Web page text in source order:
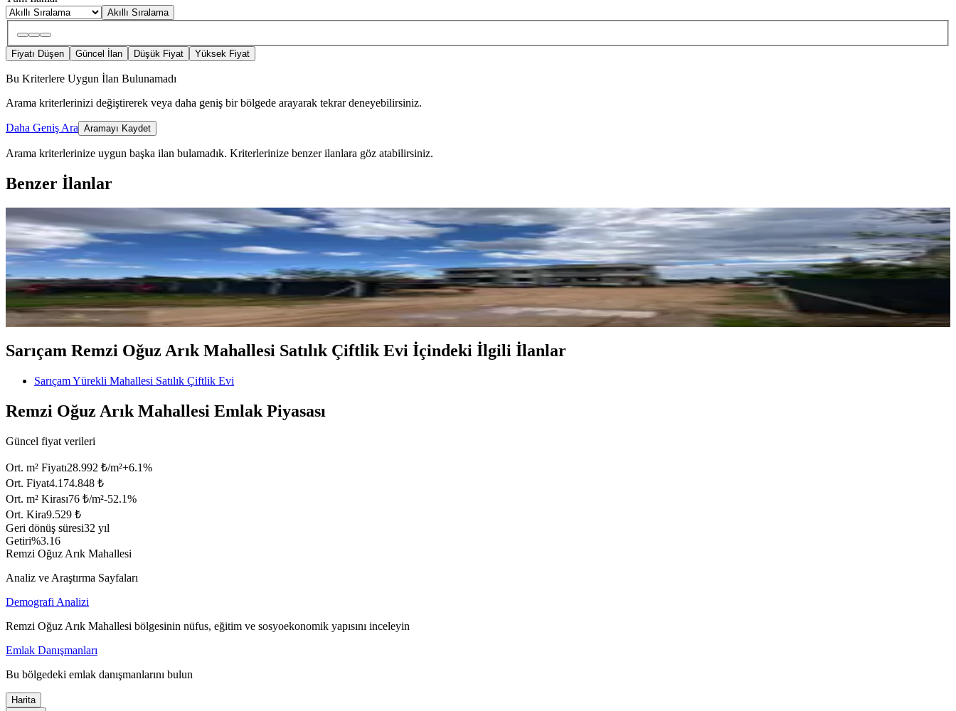
Akıllı Sıralama
Fiyatı Düşen Güncel İlan Düşük Fiyat Yüksek Fiyat
Bu Kriterlere Uygun İlan Bulunamadı
Arama kriterlerinizi değiştirerek veya daha geniş bir bölgede arayarak tekrar deneyebilirsiniz.
Daha Geniş Ara Aramayı Kaydet
Arama kriterlerinize uygun başka ilan bulamadık. Kriterlerinize benzer ilanlara göz atabilirsiniz.
Benzer İlanlar
Kürkçü Leri Yürekli De Satılık Çiftlik Evi
Sarıçam, Yürekli Mahallesi
4+1·900 m²·04.04.2026
11.250.000 ₺
İŞBİLİR GAYRİMENKULERHAN GÖRÜR
Ara
Sarıçam Remzi Oğuz Arık Mahallesi Satılık Çiftlik Evi İçindeki İlgili İlanlar
Sarıçam Yürekli Mahallesi Satılık Çiftlik Evi
Remzi Oğuz Arık Mahallesi Emlak Piyasası
Güncel fiyat verileri
Ort. m² Fiyatı28.992 ₺/m²+6.1%
Ort. Fiyat4.174.848 ₺
Ort. m² Kirası76 ₺/m²-52.1%
Ort. Kira9.529 ₺
Geri dönüş süresi32 yıl
Getiri%3.16
Remzi Oğuz Arık Mahallesi
Analiz ve Araştırma Sayfaları
Demografi Analizi
Remzi Oğuz Arık Mahallesi bölgesinin nüfus, eğitim ve sosyoekonomik yapısını inceleyin
Emlak Danışmanları
Bu bölgedeki emlak danışmanlarını bulun
Harita